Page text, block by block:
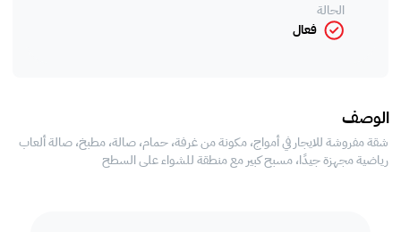
الحالة
فعال
الوصف
شقة مفروشة للايجار في أمواج، مكونة من غرفة، حمام، صالة، مطبخ، صالة ألعاب
رياضية مجهزة جيدًا، مسبح كبير مع منطقة للشواء على السطح